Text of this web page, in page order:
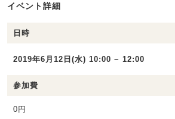
イベント詳細
日時
2019年6月12日(水) 10:00 ~ 12:00
参加費
0円